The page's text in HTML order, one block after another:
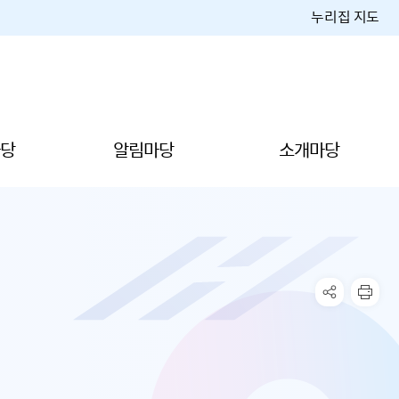
누리집 지도
알림마당 소개마당